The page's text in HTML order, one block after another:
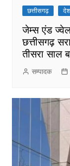
छत्तीसगढ़
जेम्स एंड
छत्तीसगढ़
तीसरा साल
सम्पादक